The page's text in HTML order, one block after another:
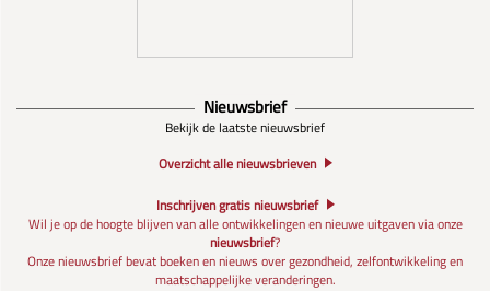
Nieuwsbrief
Bekijk de laatste nieuwsbrief
Overzicht alle nieuwsbrieven
Inschrijven gratis nieuwsbrief
Wil je op de hoogte blijven van alle ontwikkelingen en nieuwe uitgaven via onze
nieuwsbrief?
Onze nieuwsbrief bevat boeken en nieuws over gezondheid, zelfontwikkeling en
maatschappelijke veranderingen.